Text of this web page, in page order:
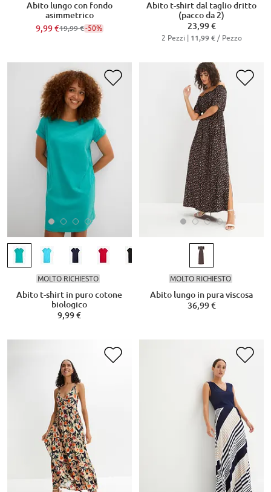
Abito lungo con fondo
asimmetrico
9,99 €19,99 €-50%
Abito t-shirt dal taglio dritto
(pacco da 2)
23,99 €
2 Pezzi | 11,99 €/ Pezzo
MOLTO RICHIESTO
Abito t-shirt in puro cotone
biologico
9,99 €
MOLTO RICHIESTO
Abito lungo in pura viscosa
36,99 €